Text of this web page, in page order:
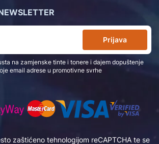
zaštićeno tehnologijom reCAPTCHA te se
Prijava
na zamjenske tinte i tonere i dajem dopuštenje
email adrese u promotivne svrhe